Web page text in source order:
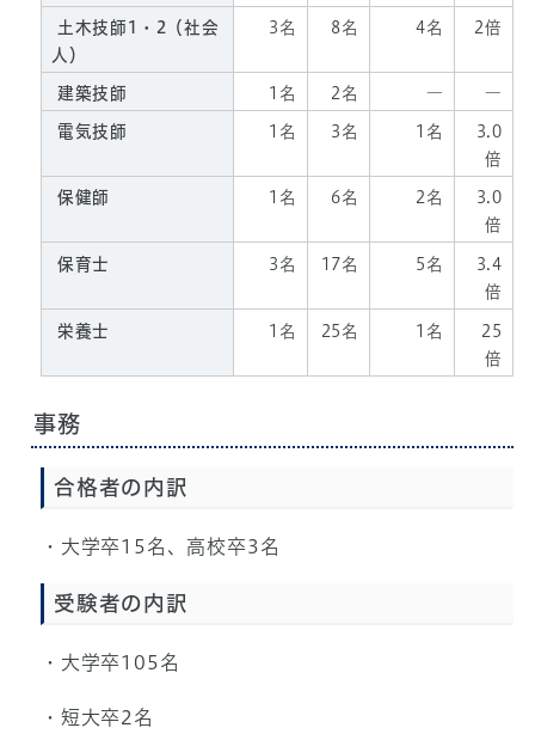
土木技師1・2（社会
人）
3名 8名 4名 2倍
建築技師 1名 2名 ― ―
電気技師 1名 3名 1名
3.0
倍
保健師 1名 6名 2名
3.0
倍
保育士 3名 17名 5名
3.4
倍
栄養士 1名 25名 1名
25
倍
事務
合格者の内訳
・大学卒15名、高校卒3名
受験者の内訳
・大学卒105名
・短大卒2名